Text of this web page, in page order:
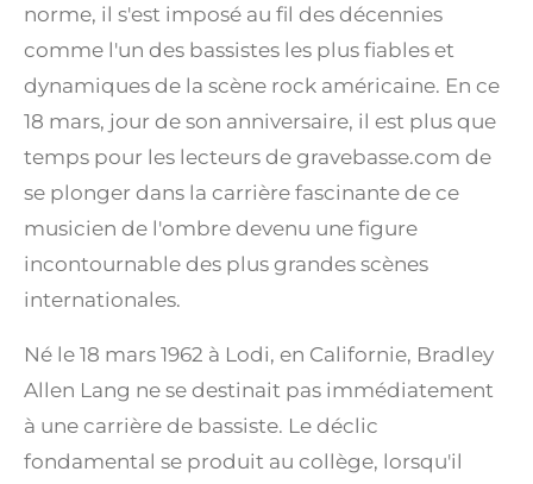
norme, il s'est imposé au fil des décennies
comme l'un des bassistes les plus fiables et
dynamiques de la scène rock américaine. En ce
18 mars, jour de son anniversaire, il est plus que
temps pour les lecteurs de gravebasse.com de
se plonger dans la carrière fascinante de ce
musicien de l'ombre devenu une figure
incontournable des plus grandes scènes
internationales.
Né le 18 mars 1962 à Lodi, en Californie, Bradley
Allen Lang ne se destinait pas immédiatement
à une carrière de bassiste. Le déclic
fondamental se produit au collège, lorsqu'il